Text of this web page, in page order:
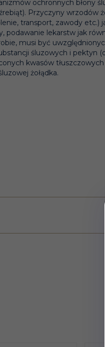
ochronnych błony
Przyczyny wrzodów
transport, zawody etc.)
podawanie lekarstw jak
musi być
śluzowych i pektyn
kwasów
żołądka.